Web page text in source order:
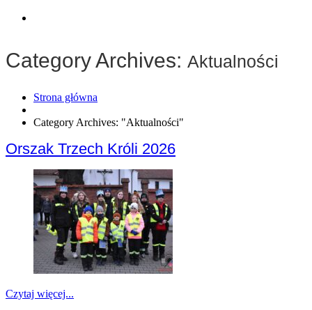
Category Archives: Aktualności
Strona główna
Category Archives: "Aktualności"
Orszak Trzech Króli 2026
Czytaj więcej...